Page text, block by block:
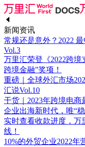
新闻资讯
常规还是意外？2022
Vol.3
万里汇荣登《2022跨境
跨境金融”奖项！
重磅｜全球外汇市场
汇说Vol.10
干货｜2023年跨境电商
企业出海新时代，唯“
实时查看收款进度，万
线！
10%的外贸企业2022